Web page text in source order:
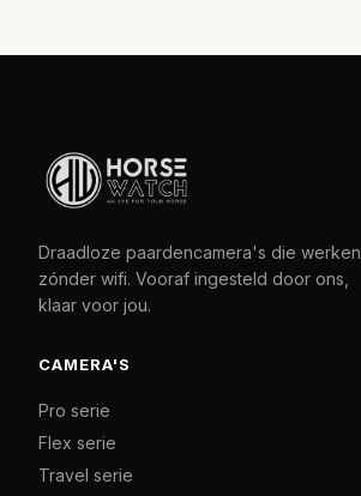
Draadloze paardencamera's die werken
zónder wifi. Vooraf ingesteld door ons,
klaar voor jou.
CAMERA'S
Pro serie
Flex serie
Travel serie